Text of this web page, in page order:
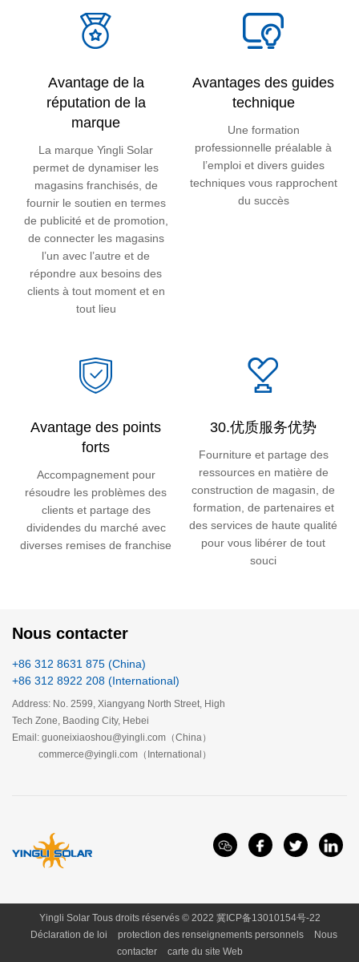
Avantage de la
réputation de la
marque
La marque Yingli Solar
permet de dynamiser les
magasins franchisés, de
fournir le soutien en termes
de publicité et de promotion,
de connecter les magasins
l’un avec l’autre et de
répondre aux besoins des
clients à tout moment et en
tout lieu
Avantages des guides
technique
Une formation
professionnelle préalable à
l’emploi et divers guides
techniques vous rapprochent
du succès
Avantage des points
forts
Accompagnement pour
résoudre les problèmes des
clients et partage des
dividendes du marché avec
diverses remises de franchise
30.优质服务优势
Fourniture et partage des
ressources en matière de
construction de magasin, de
formation, de partenaires et
des services de haute qualité
pour vous libérer de tout
souci
Nous contacter
+86 312 8631 875 (China)
+86 312 8922 208 (International)
Address: No. 2599, Xiangyang North Street, High
Tech Zone, Baoding City, Hebei
Email: guoneixiaoshou@yingli.com（China）
commerce@yingli.com（International）
Yingli Solar Tous droits réservés © 2022 冀ICP备13010154号-22
Déclaration de loi
protection des renseignements personnels
Nous
contacter
carte du site Web